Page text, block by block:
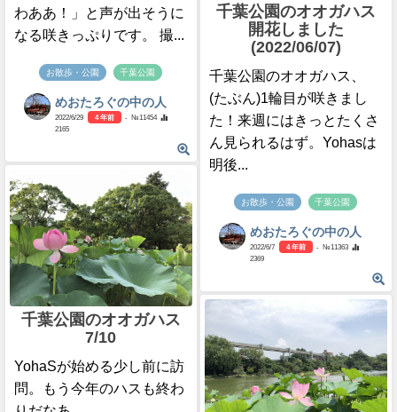
わああ！」と声が出そうに
なる咲きっぷりです。 撮...
お散歩・公園 千葉公園
めおたろぐの中の人
2022/6/29 4 年前
- №11454
2165
千葉公園のオオガハス
開花しました
(2022/06/07)
千葉公園のオオガハス、
(たぶん)1輪目が咲きまし
た！来週にはきっとたくさ
ん見られるはず。Yohasは
明後...
お散歩・公園 千葉公園
めおたろぐの中の人
2022/6/7 4 年前
- №11363
2369
千葉公園のオオガハス
7/10
YohaSが始める少し前に訪
問。もう今年のハスも終わ